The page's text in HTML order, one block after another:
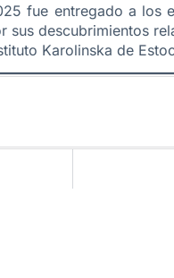
fue entregado a los
sus descubrimientos
Karolinska de